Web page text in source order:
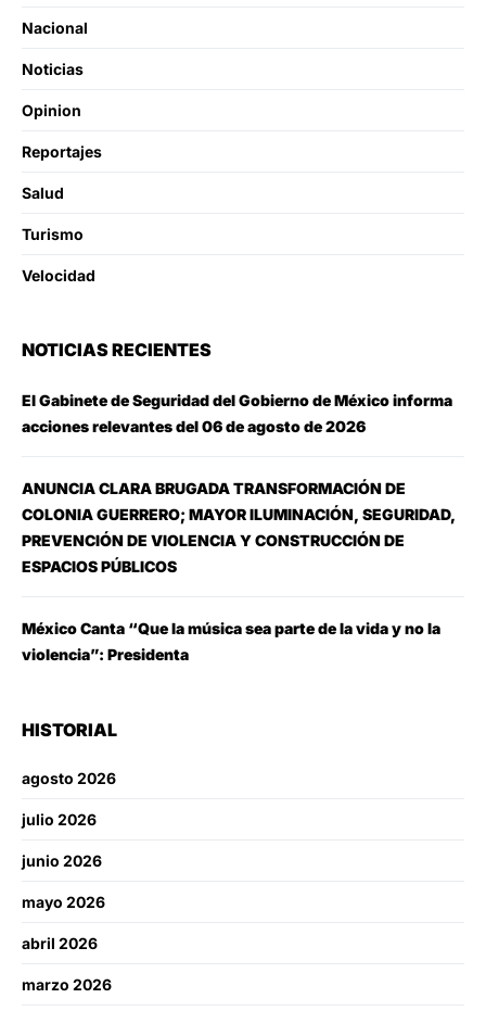
Nacional
Noticias
Opinion
Reportajes
Salud
Turismo
Velocidad
NOTICIAS RECIENTES
El Gabinete de Seguridad del Gobierno de México informa
acciones relevantes del 06 de agosto de 2026
ANUNCIA CLARA BRUGADA TRANSFORMACIÓN DE
COLONIA GUERRERO; MAYOR ILUMINACIÓN, SEGURIDAD,
PREVENCIÓN DE VIOLENCIA Y CONSTRUCCIÓN DE
ESPACIOS PÚBLICOS
México Canta “Que la música sea parte de la vida y no la
violencia”: Presidenta
HISTORIAL
agosto 2026
julio 2026
junio 2026
mayo 2026
abril 2026
marzo 2026